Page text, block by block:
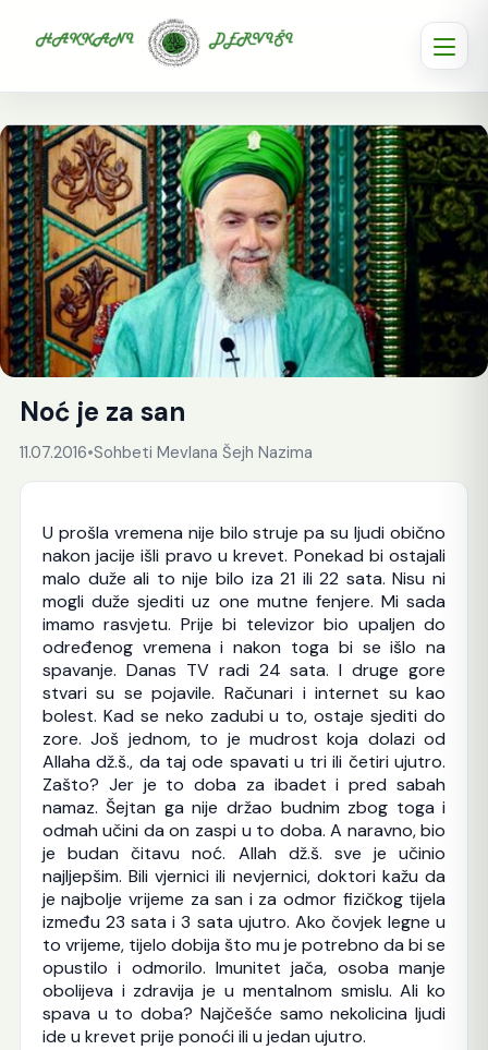
Noć je za san
11.07.2016•Sohbeti Mevlana Šejh Nazima
U prošla vremena nije bilo struje pa su ljudi obično
nakon jacije išli pravo u krevet. Ponekad bi ostajali
malo duže ali to nije bilo iza 21 ili 22 sata. Nisu ni
mogli duže sjediti uz one mutne fenjere. Mi sada
imamo rasvjetu. Prije bi televizor bio upaljen do
određenog vremena i nakon toga bi se išlo na
spavanje. Danas TV radi 24 sata. I druge gore
stvari su se pojavile. Računari i internet su kao
bolest. Kad se neko zadubi u to, ostaje sjediti do
zore. Još jednom, to je mudrost koja dolazi od
Allaha dž.š., da taj ode spavati u tri ili četiri ujutro.
Zašto? Jer je to doba za ibadet i pred sabah
namaz. Šejtan ga nije držao budnim zbog toga i
odmah učini da on zaspi u to doba. A naravno, bio
je budan čitavu noć. Allah dž.š. sve je učinio
najljepšim. Bili vjernici ili nevjernici, doktori kažu da
je najbolje vrijeme za san i za odmor fizičkog tijela
između 23 sata i 3 sata ujutro. Ako čovjek legne u
to vrijeme, tijelo dobija što mu je potrebno da bi se
opustilo i odmorilo. Imunitet jača, osoba manje
obolijeva i zdravija je u mentalnom smislu. Ali ko
spava u to doba? Najčešće samo nekolicina ljudi
ide u krevet prije ponoći ili u jedan ujutro.